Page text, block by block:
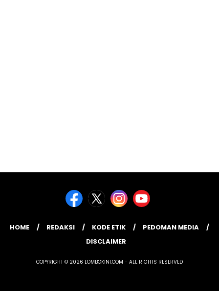
HOME REDAKSI KODE ETIK
PEDOMAN MEDIA
DISCLAIMER
COPYRIGHT © 2026 LOMBOKINI.COM - ALL RIGHTS RESERVED